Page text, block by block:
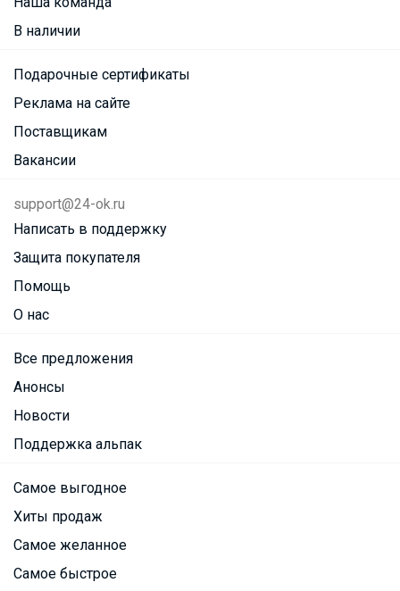
В наличии
Подарочные сертификаты
Реклама на сайте
Поставщикам
Вакансии
support@24-ok.ru
Написать в поддержку
Защита покупателя
Помощь
О нас
Все предложения
Анонсы
Новости
Поддержка альпак
Самое выгодное
Хиты продаж
Самое желанное
Самое быстрое